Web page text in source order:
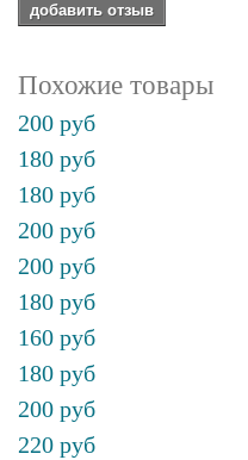
добавить отзыв
Похожие товары
200 руб
180 руб
180 руб
200 руб
200 руб
180 руб
160 руб
180 руб
200 руб
220 руб